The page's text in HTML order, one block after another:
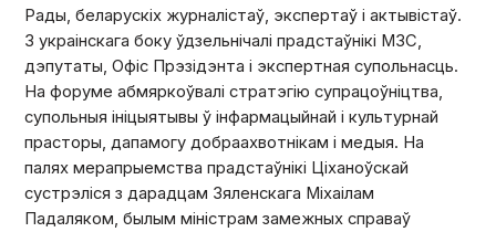
Рады, беларускіх журналістаў, экспертаў і актывістаў.
З украінскага боку ўдзельнічалі прадстаўнікі МЗС,
дэпутаты, Офіс Прэзідэнта і экспертная супольнасць.
На форуме абмяркоўвалі стратэгію супрацоўніцтва,
супольныя ініцыятывы ў інфармацыйнай і культурнай
прасторы, дапамогу добраахвотнікам і медыя. На
палях мерапрыемства прадстаўнікі Ціханоўскай
сустрэліся з дарадцам Зяленскага Міхаілам
Падаляком, былым міністрам замежных справаў